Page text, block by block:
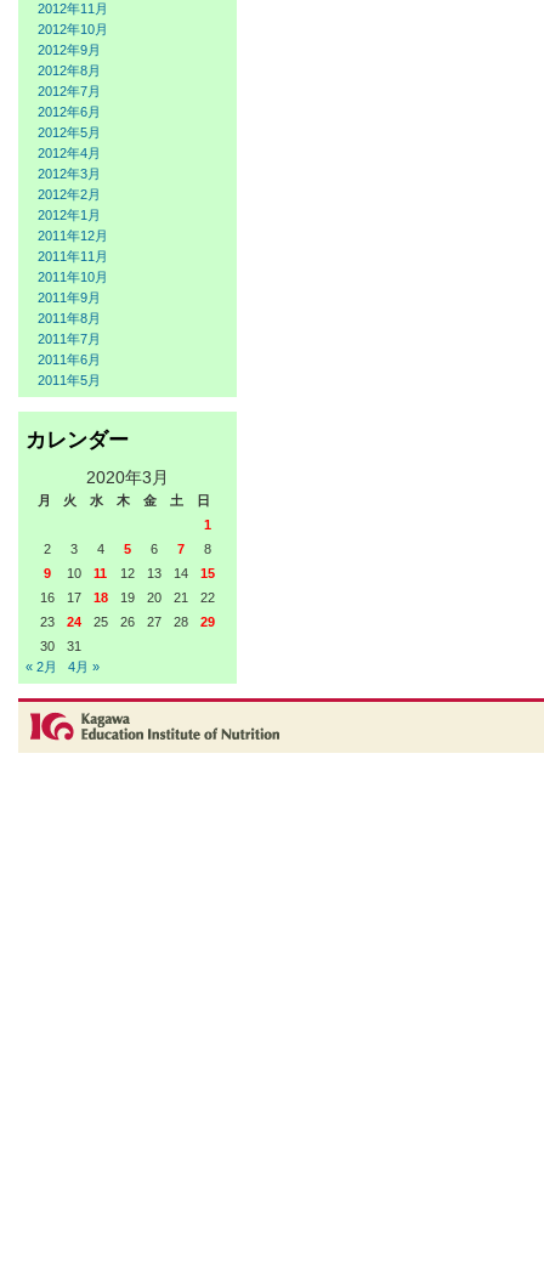
2012年11月
2012年10月
2012年9月
2012年8月
2012年7月
2012年6月
2012年5月
2012年4月
2012年3月
2012年2月
2012年1月
2011年12月
2011年11月
2011年10月
2011年9月
2011年8月
2011年7月
2011年6月
2011年5月
カレンダー
2020年3月
月 火 水 木 金 土
日
1
2
3 4 5 6 7
8
9
10 11 12 13 14
15
16
17 18 19 20 21
22
23
24 25 26 27 28
29
30
31
« 2月
4月 »